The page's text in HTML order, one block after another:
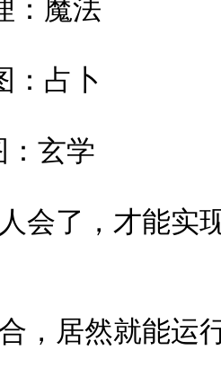
：魔法
：占卜
玄学
会了，才能实
，居然就能运